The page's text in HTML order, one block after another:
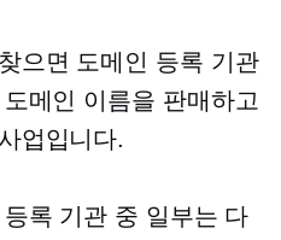
으면 도메인 등록 기관
메인 이름을 판매하고
업입니다.
록 기관 중 일부는 다